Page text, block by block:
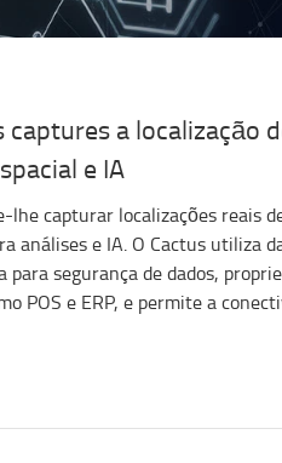
captures a localização
e IA
capturar localizações reais
análises e IA. O Cactus utiliza
segurança de dados,
POS e ERP, e permite a